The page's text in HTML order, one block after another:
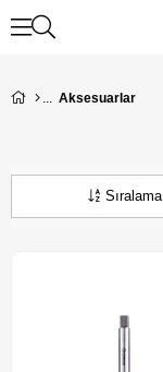
Aksesuarlar
Sıralama